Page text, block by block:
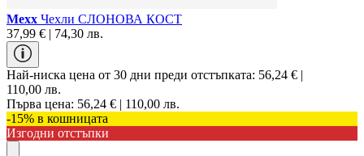
Mexx Чехли СЛОНОВА КОСТ
37,99 € | 74,30 лв.
Най-ниска цена от 30 дни преди отстъпката: 56,24 € |
110,00 лв.
Първа цена: 56,24 € | 110,00 лв.
-15% в кошницата
Изгодни отстъпки